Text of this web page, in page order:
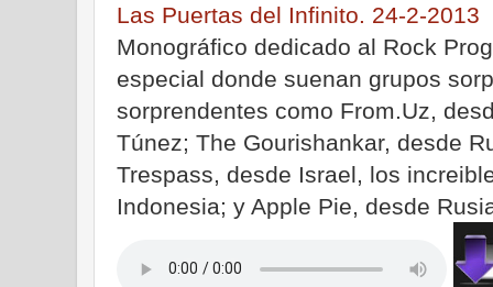
Las Puertas del Infinito. 24-2-2013
Monográfico dedicado al Rock
especial donde suenan grupos
sorprendentes como From.Uz,
Túnez; The Gourishankar, desde
Trespass, desde Israel, los
Indonesia; y Apple Pie, desde